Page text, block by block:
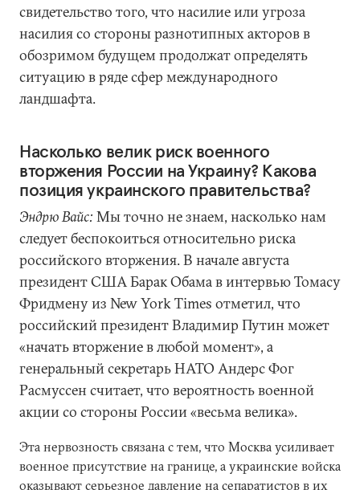
свидетельство того, что насилие или угроза
насилия со стороны разнотипных акторов в
обозримом будущем продолжат определять
ситуацию в ряде сфер международного
ландшафта.
Насколько велик риск военного
вторжения России на Украину? Какова
позиция украинского правительства?
Эндрю Вайс: Мы точно не знаем, насколько нам
следует беспокоиться относительно риска
российского вторжения. В начале августа
президент США Барак Обама в интервью Томасу
Фридмену из New York Times отметил, что
российский президент Владимир Путин может
«начать вторжение в любой момент», а
генеральный секретарь НАТО Андерс Фог
Расмуссен считает, что вероятность военной
акции со стороны России «весьма велика».
Эта нервозность связана с тем, что Москва усиливает
военное присутствие на границе, а украинские войска
оказывают серьезное давление на сепаратистов в их